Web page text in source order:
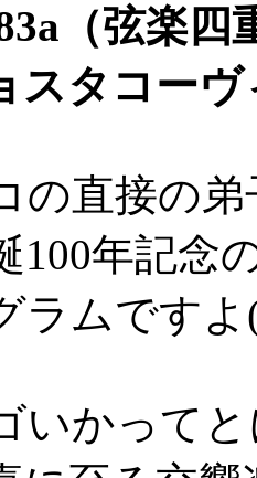
（弦楽四
スタコー
の直接の
100年記念
ラムですよ
いかって